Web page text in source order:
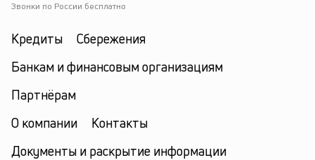
Звонки по России бесплатно
Кредиты
Сбережения
Банкам и финансовым организациям
Партнёрам
О компании
Контакты
Документы и раскрытие информации